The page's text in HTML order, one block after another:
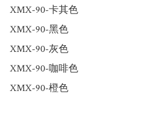
XMX-90-卡其色
XMX-90-黑色
XMX-90-灰色
XMX-90-咖啡色
XMX-90-橙色